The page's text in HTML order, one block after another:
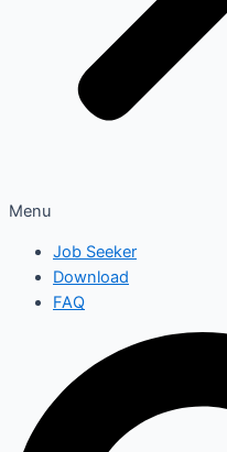
Menu
Job Seeker
Download
FAQ